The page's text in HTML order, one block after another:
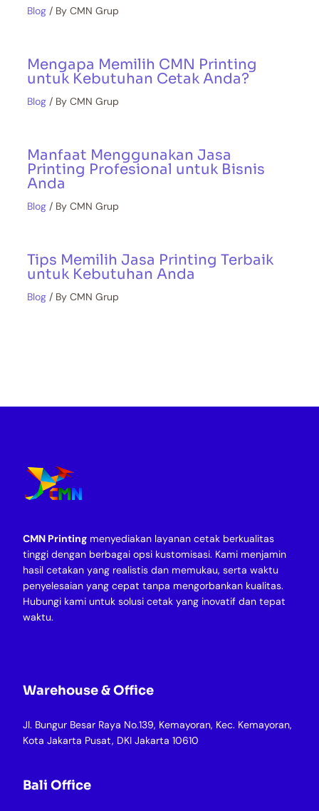
Blog/ By CMN Grup
Mengapa Memilih CMN Printing
untuk Kebutuhan Cetak Anda?
Blog/ By CMN Grup
Manfaat Menggunakan Jasa
Printing Profesional untuk Bisnis
Anda
Blog/ By CMN Grup
Tips Memilih Jasa Printing Terbaik
untuk Kebutuhan Anda
Blog/ By CMN Grup
CMN Printing menyediakan layanan cetak berkualitas
tinggi dengan berbagai opsi kustomisasi. Kami menjamin
hasil cetakan yang realistis dan memukau, serta waktu
penyelesaian yang cepat tanpa mengorbankan kualitas.
Hubungi kami untuk solusi cetak yang inovatif dan tepat
waktu.
Warehouse & Office
Jl. Bungur Besar Raya No.139, Kemayoran, Kec. Kemayoran,
Kota Jakarta Pusat, DKI Jakarta 10610
Bali Office